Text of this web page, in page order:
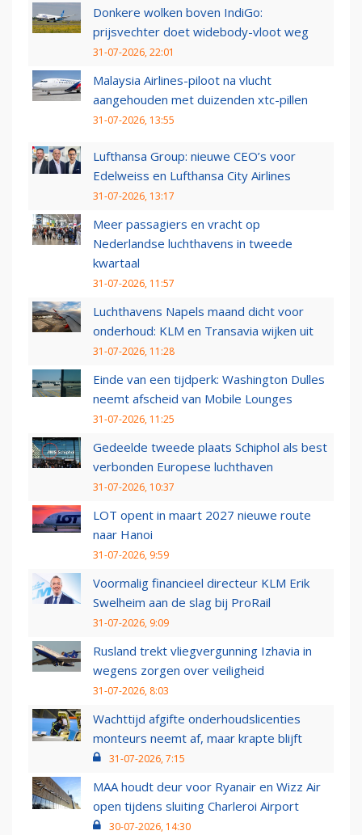
Donkere wolken boven IndiGo:
prijsvechter doet widebody-vloot weg
31-07-2026, 22:01
Malaysia Airlines-piloot na vlucht
aangehouden met duizenden xtc-pillen
31-07-2026, 13:55
Lufthansa Group: nieuwe CEO’s voor
Edelweiss en Lufthansa City Airlines
31-07-2026, 13:17
Meer passagiers en vracht op
Nederlandse luchthavens in tweede
kwartaal
31-07-2026, 11:57
Luchthavens Napels maand dicht voor
onderhoud: KLM en Transavia wijken uit
31-07-2026, 11:28
Einde van een tijdperk: Washington Dulles
neemt afscheid van Mobile Lounges
31-07-2026, 11:25
Gedeelde tweede plaats Schiphol als best
verbonden Europese luchthaven
31-07-2026, 10:37
LOT opent in maart 2027 nieuwe route
naar Hanoi
31-07-2026, 9:59
Voormalig financieel directeur KLM Erik
Swelheim aan de slag bij ProRail
31-07-2026, 9:09
Rusland trekt vliegvergunning Izhavia in
wegens zorgen over veiligheid
31-07-2026, 8:03
Wachttijd afgifte onderhoudslicenties
monteurs neemt af, maar krapte blijft
31-07-2026, 7:15
MAA houdt deur voor Ryanair en Wizz Air
open tijdens sluiting Charleroi Airport
30-07-2026, 14:30